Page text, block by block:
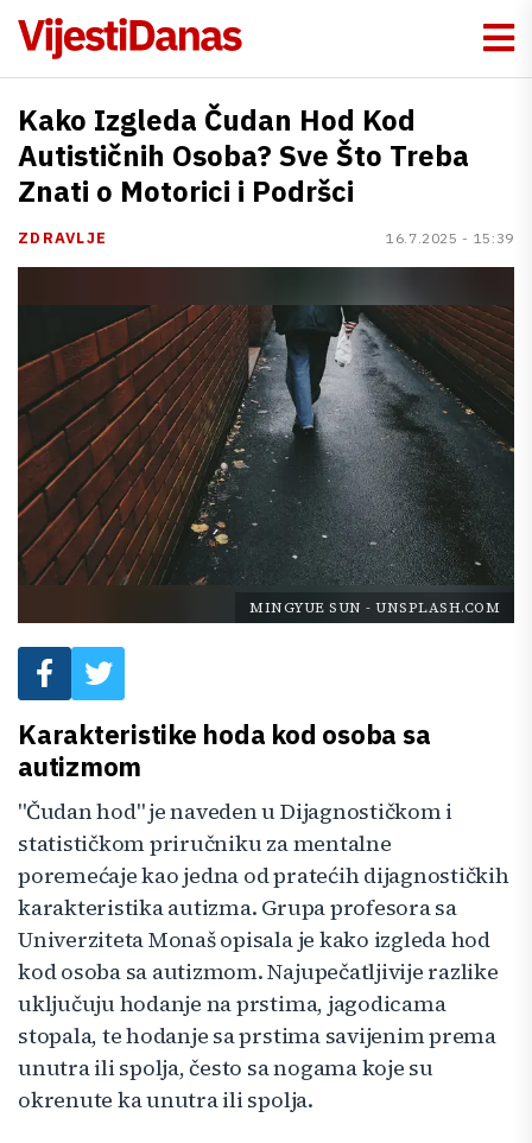
Kako Izgleda Čudan Hod Kod
Autističnih Osoba? Sve Što Treba
Znati o Motorici i Podršci
ZDRAVLJE 16.7.2025 - 15:39
MINGYUE SUN - UNSPLASH.COM
Karakteristike hoda kod osoba sa
autizmom
"Čudan hod" je naveden u Dijagnostičkom i
statističkom priručniku za mentalne
poremećaje kao jedna od pratećih dijagnostičkih
karakteristika autizma. Grupa profesora sa
Univerziteta Monaš opisala je kako izgleda hod
kod osoba sa autizmom. Najupečatljivije razlike
uključuju hodanje na prstima, jagodicama
stopala, te hodanje sa prstima savijenim prema
unutra ili spolja, često sa nogama koje su
okrenute ka unutra ili spolja.